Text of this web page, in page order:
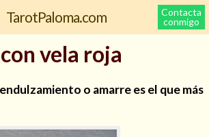
TarotPaloma.com
Contacta
conmigo
vela roja
o amarre es el que más